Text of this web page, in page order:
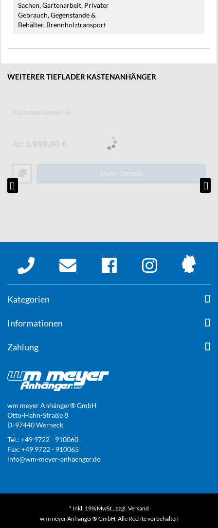
Sachen, Gartenarbeit, Privater
Gebrauch, Gegenstände &
Behälter, Brennholztransport
WEITERER TIEFLADER KASTENANHÄNGER
Mehr Details
Kategorien
Informationen
Zahlung
wm meyer Anhänger® GmbH
Otto-Hahn-Straße 8
D-97440 Werneck
Tel.: +49 9722 - 910060
Fax: +49 9722 - 910065
info@wm-meyer-anhaenger.de
* Inkl. 19% MwSt., zzgl. Versand
wm meyer Anhänger® GmbH. Alle Rechte vorbehalten